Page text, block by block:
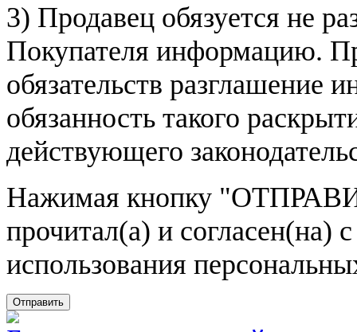
3) Продавец обязуется не
Покупателя информацию.
обязательств разглашение
обязанность такого
действующего
Нажимая кнопку
прочитал(а) и согласен(на)
использования
Отправить